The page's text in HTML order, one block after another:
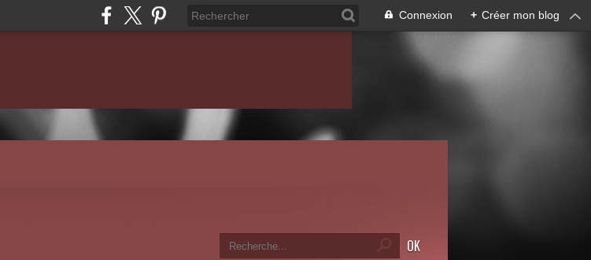
Connexion + Créer mon blog